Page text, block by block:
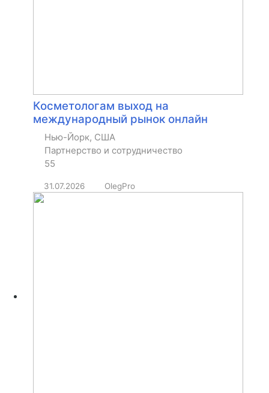
Косметологам выход на
международный рынок онлайн
Нью-Йорк, США
Партнерство и сотрудничество
55
31.07.2026 OlegPro